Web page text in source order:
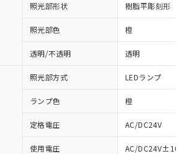
照光部形状 樹脂平彫刻形
照光部色 橙
透明/不透明 透明
照光部方式 LEDランプ
ランプ色 橙
定格電圧 AC/DC24V
使用電圧 AC/DC24V±10%